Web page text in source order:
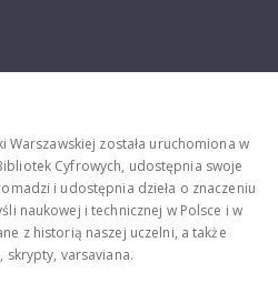
Warszawskiej została uruchomiona w
Cyfrowych, udostępnia swoje
i udostępnia dzieła o znaczeniu
naukowej i technicznej w Polsce i w
z historią naszej uczelni, a także
skrypty, varsaviana.